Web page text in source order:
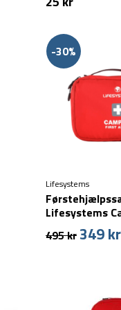
-30%
Lifesystems
Lifesystems
495kr Den
495 kr.
349kr